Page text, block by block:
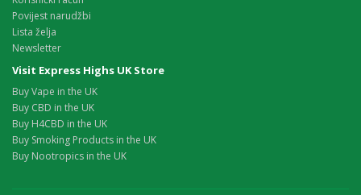
Povijest narudžbi
Lista želja
Newsletter
Visit Express Highs UK Store
Buy Vape in the UK
Buy CBD in the UK
Buy H4CBD in the UK
Buy Smoking Products in the UK
Buy Nootropics in the UK